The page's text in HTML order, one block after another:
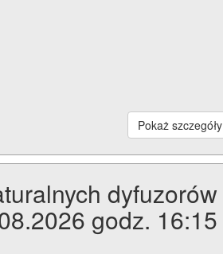
Pokaż szczegóły
dyfuzorów
godz. 16:15